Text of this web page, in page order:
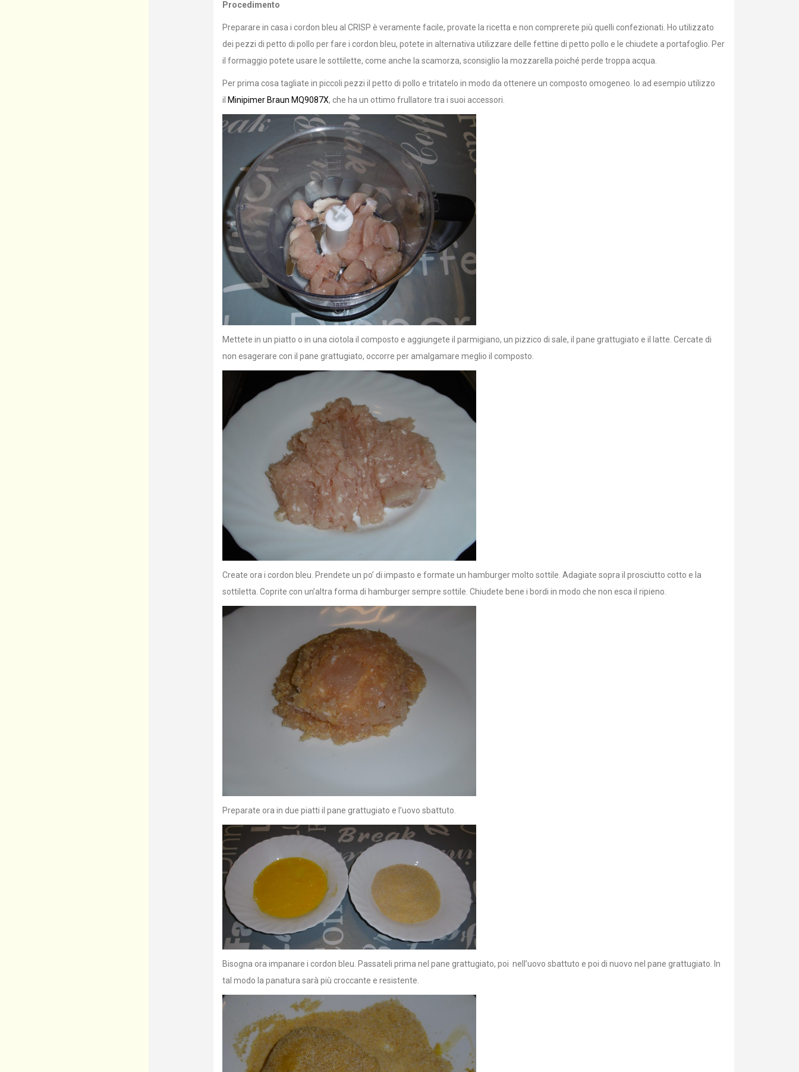
Procedimento
Preparare in casa i cordon bleu al CRISP è veramente facile, provate la ricetta e non comprerete più quelli confezionati. Ho utilizzato
dei pezzi di petto di pollo per fare i cordon bleu, potete in alternativa utilizzare delle fettine di petto pollo e le chiudete a portafoglio. Per
il formaggio potete usare le sottilette, come anche la scamorza, sconsiglio la mozzarella poiché perde troppa acqua.
Per prima cosa tagliate in piccoli pezzi il petto di pollo e tritatelo in modo da ottenere un composto omogeneo. Io ad esempio utilizzo
ilMinipimer Braun MQ9087X, che ha un ottimo frullatore tra i suoi accessori.
Mettete in un piatto o in una ciotola il composto e aggiungete il parmigiano, un pizzico di sale, il pane grattugiato e il latte. Cercate di
non esagerare con il pane grattugiato, occorre per amalgamare meglio il composto.
Create ora i cordon bleu. Prendete un po’ di impasto e formate un hamburger molto sottile. Adagiate sopra il prosciutto cotto e la
sottiletta. Coprite con un’altra forma di hamburger sempre sottile. Chiudete bene i bordi in modo che non esca il ripieno.
Preparate ora in due piatti il pane grattugiato e l’uovo sbattuto.
Bisogna ora impanare i cordon bleu. Passateli prima nel pane grattugiato, poi nell’uovo sbattuto e poi di nuovo nel pane grattugiato. In
tal modo la panatura sarà più croccante e resistente.